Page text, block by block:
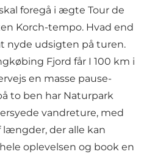
foregå i ægte Tour de
Korch-tempo. Hvad end
nyde udsigten på turen.
Fjord får I 100 km i
en masse pause-
to ben har Naturpark
vandreture, med
længder, der alle kan
oplevelsen og book en